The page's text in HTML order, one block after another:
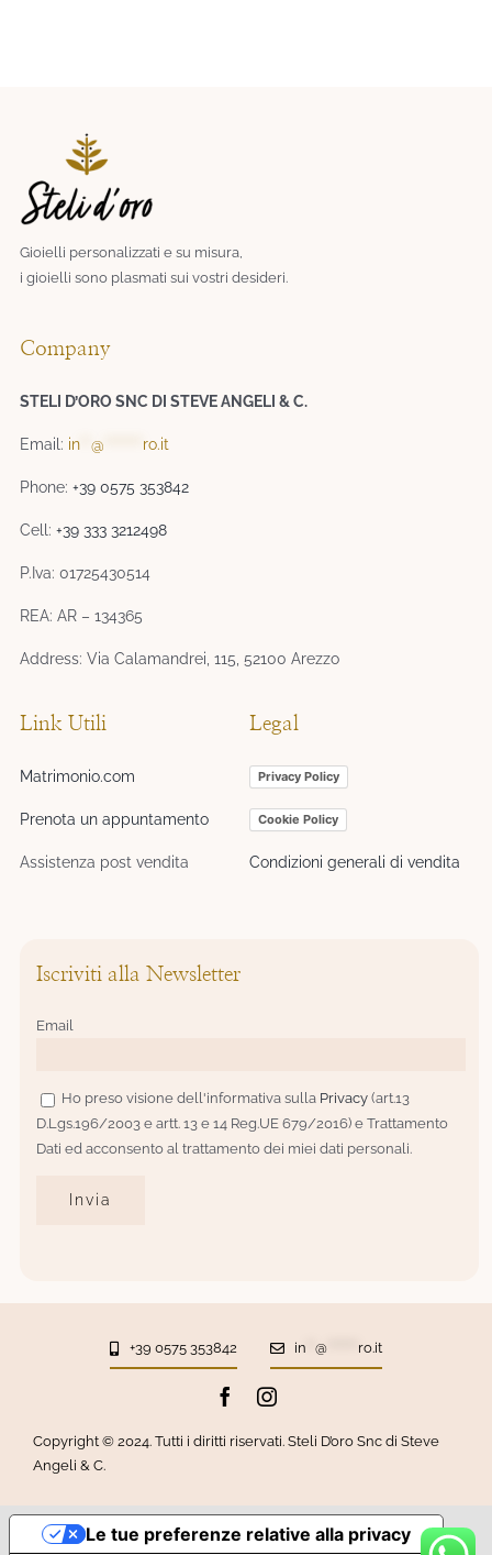
Gioielli personalizzati e su misura,
i gioielli sono plasmati sui vostri desideri.​
Company
STELI D’ORO SNC DI STEVE ANGELI & C.
Email: in **@ ro.it
Phone:+39 0575 353842
Cell:+39 333 3212498
P.Iva: 01725430514
REA: AR – 134365
Address: Via Calamandrei, 115, 52100 Arezzo
Link Utili
Matrimonio.com
Prenota un appuntamento
Assistenza post vendita
Legal
Privacy Policy
Cookie Policy
Condizioni generali di vendita
Iscriviti alla Newsletter
Email
Ho preso visione dell'informativa sulla Privacy (art.13
D.Lgs.196/2003 e artt. 13 e 14 Reg.UE 679/2016) e Trattamento
Dati ed acconsento al trattamento dei miei dati personali.
+39 0575 353842 in @******* ro.it
Copyright © 2024. Tutti i diritti riservati. Steli D’oro Snc di Steve
Angeli & C.
Le tue preferenze relative alla privacy